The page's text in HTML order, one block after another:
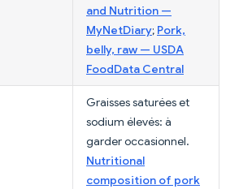
and Nutrition —
MyNetDiary; Pork,
belly, raw — USDA
FoodData Central
Graisses saturées et
sodium élevés: à
garder occasionnel.
Nutritional
composition of pork